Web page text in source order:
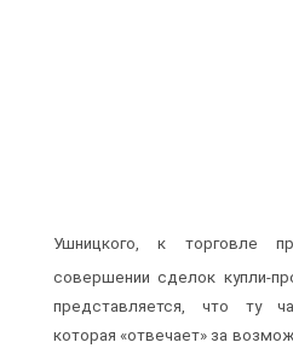
Ушницкого, к торговле
совершении сделок купли-
представляется, что ту
которая «отвечает» за